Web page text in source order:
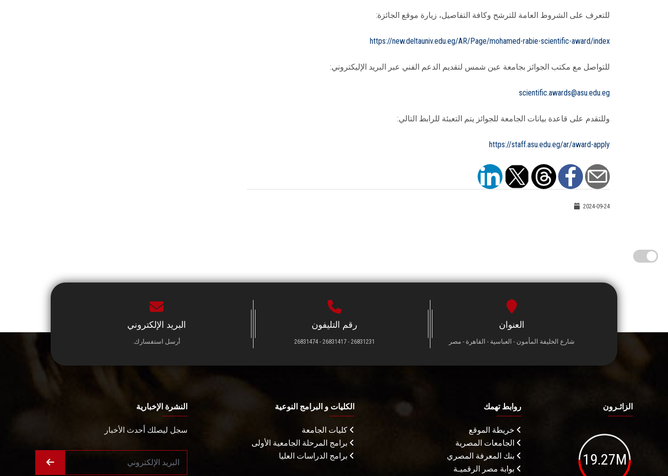
للتعرف على الشروط العامة للترشح وكافة التفاصيل، زيارة موقع الجائزة:
https://new.deltauniv.edu.eg/AR/Page/mohamed-rabie-scientific-award/index
للتواصل مع مكتب الجوائز بجامعة عين شمس لتقديم الدعم الفني عبر البريد الإليكتروني:
scientific.awards@asu.edu.eg
وللتقدم على قاعدة بيانات الجامعة للجوائز يتم التعبئة للرابط التالي:
https://staff.asu.edu.eg/ar/award-apply
2024-09-24
العنوان
شارع الخليفة المأمون - العباسية - القاهرة - مصر
رقم التليفون
26831231 - 26831417 - 26831474
البريد الإلكتروني
أرسل استفسارك.
الزائـرون
19.27M
روابط تهمك
خريطة الموقع
الجامعات المصرية
بنك المعرفة المصري
بوابة مصر الرقميـة
الكليات و البرامج النوعية
كليات الجامعة
برامج المرحلة الجامعية الأولى
برامج الدراسات العليا
النشرة الإخبارية
سجل ليصلك أحدث الأخبار